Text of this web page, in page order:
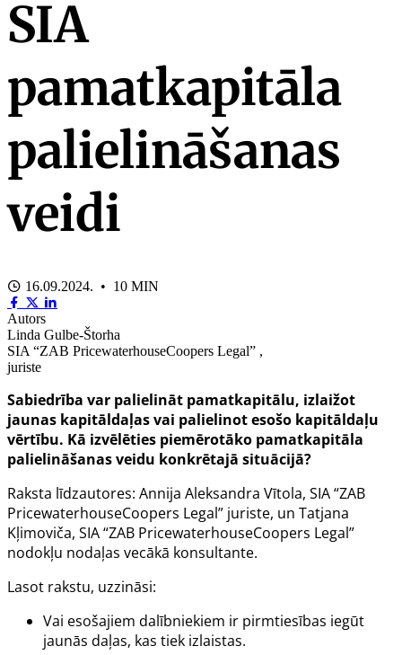
SIA
pamatkapitāla
palielināšanas
veidi
16.09.2024. • 10 MIN
Autors
Linda Gulbe-Štorha
SIA “ZAB PricewaterhouseCoopers Legal” ,
juriste
Sabiedrība var palielināt pamatkapitālu, izlaižot
jaunas kapitāldaļas vai palielinot esošo kapitāldaļu
vērtību. Kā izvēlēties piemērotāko pamatkapitāla
palielināšanas veidu konkrētajā situācijā?
Raksta līdzautores: Annija Aleksandra Vītola, SIA “ZAB
PricewaterhouseCoopers Legal” juriste, un Tatjana
Kļimoviča, SIA “ZAB PricewaterhouseCoopers Legal”
nodokļu nodaļas vecākā konsultante.
Lasot rakstu, uzzināsi:
Vai esošajiem dalībniekiem ir pirmtiesības iegūt
jaunās daļas, kas tiek izlaistas.